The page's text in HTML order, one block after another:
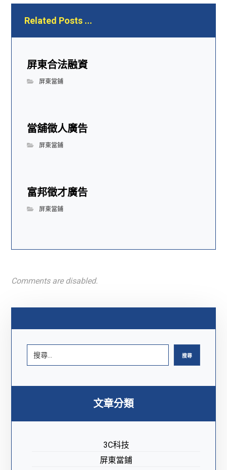
Related Posts ...
屏東合法融資
屏東當鋪
當舖徵人廣告
屏東當鋪
富邦徵才廣告
屏東當鋪
Comments are disabled.
搜尋
文章分類
3C科技
屏東當鋪